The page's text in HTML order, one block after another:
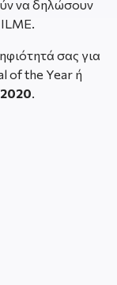
να δηλώσουν
σας για
of the Year ή
.